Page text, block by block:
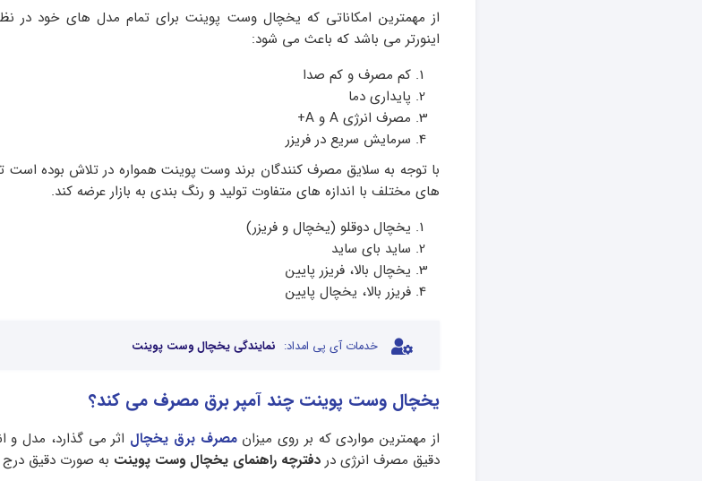
از مهمترین امکاناتی که یخچال وست پوینت برای تمام مدل های خود در
اینورتر می باشد که باعث می شود:
کم مصرف و کم صدا
پایداری دما
مصرف انرژی A و A+
سرمایش سریع در فریزر
با توجه به سلایق مصرف کنندگان برند وست پوینت همواره در تلاش بوده است
های مختلف با اندازه های متفاوت تولید و رنگ بندی به بازار عرضه کند.
یخچال دوقلو (یخچال و فریزر)
ساید بای ساید
یخچال بالا، فریزر پایین
فریزر بالا، یخچال پایین
خدمات آی پی امداد: نمایندگی یخچال وست پوینت
یخچال وست پوینت چند آمپر برق مصرف می کند؟
از مهمترین مواردی که بر روی میزانمصرف برق یخچال اثر می گذارد، مدل و
دقیق مصرف انرژی در دفترچه راهنمای یخچال وست پوینت به صورت دقیق